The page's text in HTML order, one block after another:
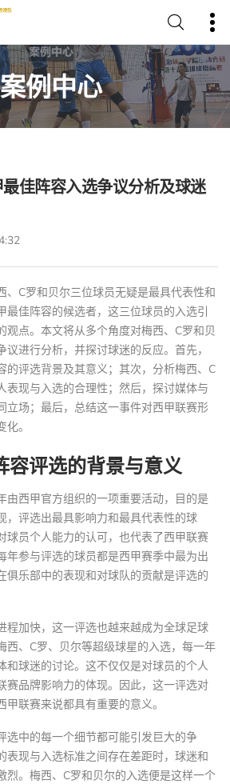
案例中心
佳阵容入选争议分析及球迷
、C罗和贝尔三位球员无疑是最具代表性和
最佳阵容的候选者，这三位球员的入选引
观点。本文将从多个角度对梅西、C罗和贝
进行分析，并探讨球迷的反应。首先，
的评选背景及其意义；其次，分析梅西、C
表现与入选的合理性；然后，探讨媒体与
立场；最后，总结这一事件对西甲联赛形
。
容评选的背景与意义
由西甲官方组织的一项重要活动，目的是
，评选出最具影响力和最具代表性的球
球员个人能力的认可，也代表了西甲联赛
年参与评选的球员都是西甲赛季中最为出
俱乐部中的表现和对球队的贡献是评选的
程加快，这一评选也越来越成为全球足球
西、C罗、贝尔等超级球星的入选，每一年
和球迷的讨论。这不仅仅是对球员的个人
赛品牌影响力的体现。因此，这一评选对
联赛来说都具有重要的意义。
选中的每一个细节都可能引发巨大的争
表现与入选标准之间存在差距时，球迷和
烈。梅西、C罗和贝尔的入选便是这样一个